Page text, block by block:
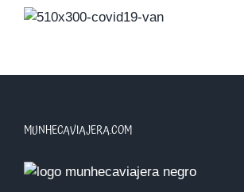
MUNHECAVIAJERA.COM